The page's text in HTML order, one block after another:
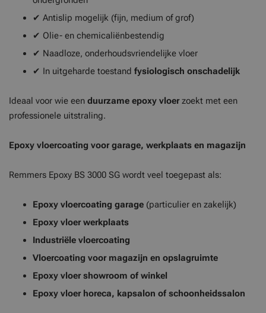
✔ Antislip mogelijk (fijn, medium of grof)
✔ Olie- en chemicaliënbestendig
✔ Naadloze, onderhoudsvriendelijke vloer
✔ In uitgeharde toestand fysiologisch onschadelijk
Ideaal voor wie een duurzame epoxy vloer zoekt met een
professionele uitstraling.
Epoxy vloercoating voor garage, werkplaats en magazijn
Remmers Epoxy BS 3000 SG wordt veel toegepast als:
Epoxy vloercoating garage (particulier en zakelijk)
Epoxy vloer werkplaats
Industriële vloercoating
Vloercoating voor magazijn en opslagruimte
Epoxy vloer showroom of winkel
Epoxy vloer horeca, kapsalon of schoonheidssalon